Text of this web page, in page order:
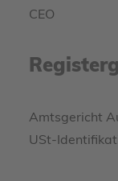
CEO
Amtsgericht
USt-